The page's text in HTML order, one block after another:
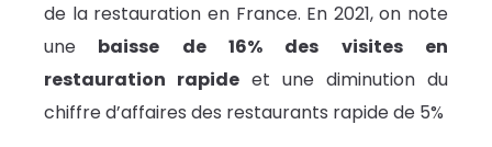
de la restauration en France. En 2021, on note
une baisse de 16% des visites en
restauration rapide et une diminution du
chiffre d’affaires des restaurants rapide de 5%